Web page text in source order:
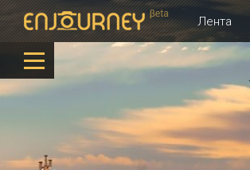
Лента